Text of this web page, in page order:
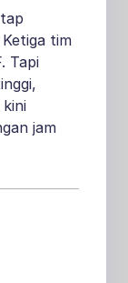
tim
Tapi
jam